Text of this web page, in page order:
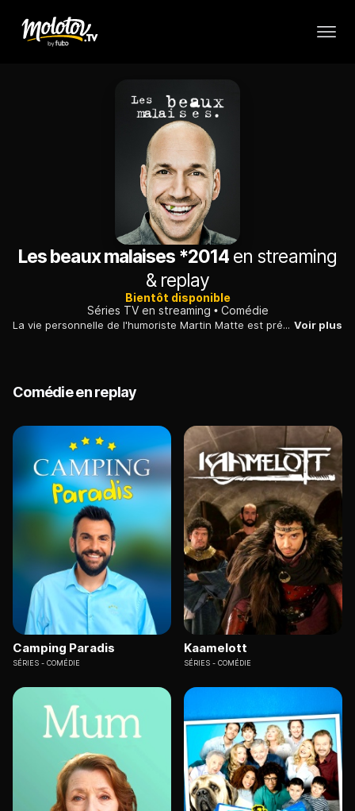
Les beaux malaises *2014en streaming
& replay
Bientôt disponible
Séries TV en streaming
Comédie
La vie personnelle de l'humoriste Martin Matte est présentée à travers différentes anecdotes de sa vie quotidienne. Voir plus
Comédie en replay
Camping Paradis
SÉRIES COMÉDIE
Kaamelott
SÉRIES COMÉDIE